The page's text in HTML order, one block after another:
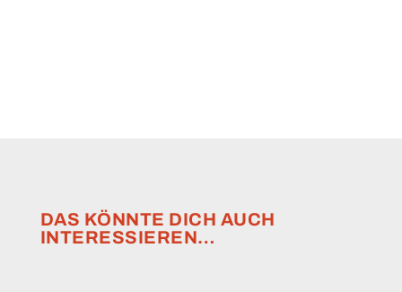
DAS KÖNNTE DICH AUCH
INTERESSIEREN…